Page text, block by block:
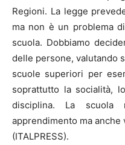
Regioni. La legge
ma non è un problema
scuola. Dobbiamo
delle persone, valutando
scuole superiori per
soprattutto la socialità,
disciplina. La scuola
apprendimento ma anche
(ITALPRESS).